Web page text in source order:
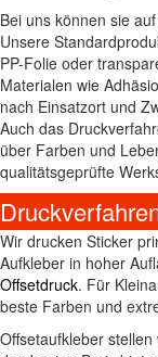
Bei uns können sie
Unsere
PP-Folie oder
Materialen wie
nach Einsatzort und
Auch das
über Farben und
qualitätsgeprüfte
Wir drucken Sticker
Aufkleber in hoher
Offsetdruck. Für
beste Farben und
Offsetaufkleber